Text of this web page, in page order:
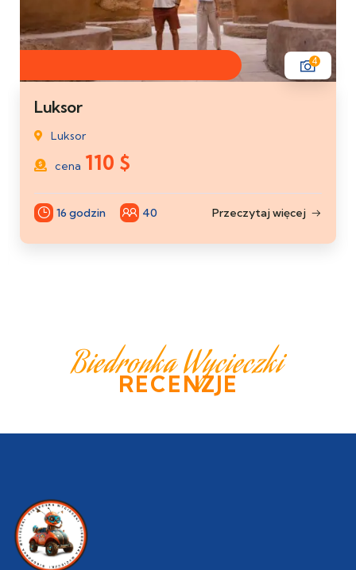
4
Luksor
Luksor
cena 110 $
16 godzin 40 Przeczytaj więcej
Biedronka Wycieczki
RECENZJE